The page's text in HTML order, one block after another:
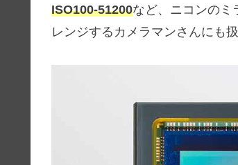
ISO100-51200など、ニコンのミ
レンジするカメラマンさんにも